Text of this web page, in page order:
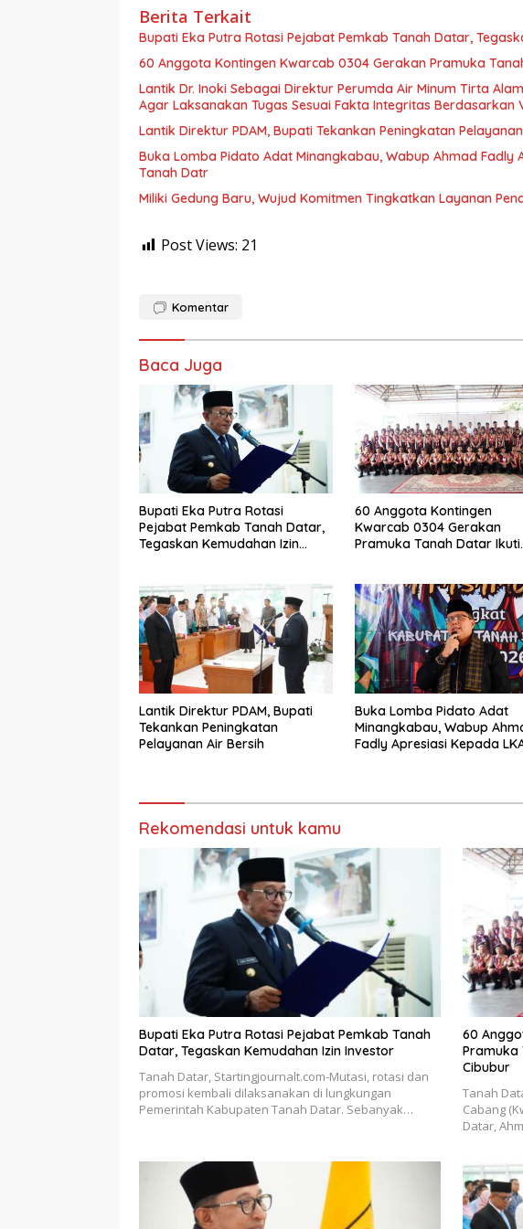
Berita Terkait
Bupati Eka Putra Rotasi Pejabat Pemkab Tanah Datar,
60 Anggota Kontingen Kwarcab 0304 Gerakan Pramuka
Lantik Dr. Inoki Sebagai Direktur Perumda Air Minum Tirta
Agar Laksanakan Tugas Sesuai Fakta Integritas Berdasarkan
Lantik Direktur PDAM, Bupati Tekankan Peningkatan
Buka Lomba Pidato Adat Minangkabau, Wabup Ahmad Fadly
Tanah Datr
Miliki Gedung Baru, Wujud Komitmen Tingkatkan Layanan
Post Views: 21
Komentar
Baca Juga
Bupati Eka Putra Rotasi
Pejabat Pemkab Tanah Datar,
Tegaskan Kemudahan Izin
60 Anggota Kontingen
Kwarcab 0304 Gerakan
Pramuka Tanah Datar Ikuti
Lantik Direktur PDAM, Bupati
Tekankan Peningkatan
Pelayanan Air Bersih
Buka Lomba Pidato Adat
Minangkabau, Wabup
Fadly Apresiasi Kepada
Rekomendasi untuk kamu
Bupati Eka Putra Rotasi Pejabat Pemkab Tanah
Datar, Tegaskan Kemudahan Izin Investor
Tanah Datar, Startingjournalt.com-Mutasi, rotasi dan
promosi kembali dilaksanakan di lungkungan
Pemerintah Kabupaten Tanah Datar. Sebanyak…
60
Pramuka
Cibubur
Tanah
Cabang
Datar,